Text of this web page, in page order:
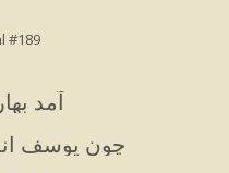
#189
آمد بهار جان‌ها
چون یوسف